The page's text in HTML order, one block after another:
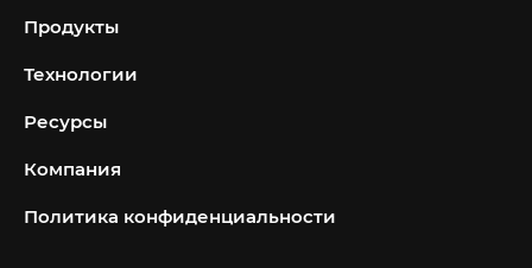
Продукты
Технологии
Ресурсы
Компания
Политика конфиденциальности